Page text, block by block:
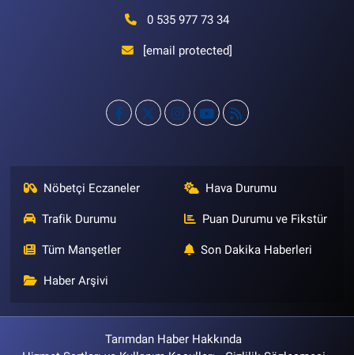
0 535 977 73 34
[email protected]
Nöbetçi Eczaneler Hava Durumu
Trafik Durumu Puan Durumu ve Fikstür
Tüm Manşetler Son Dakika Haberleri
Haber Arşivi
Tarımdan Haber Hakkında